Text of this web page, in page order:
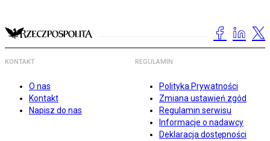
KONTAKT
O nas
Kontakt
Napisz do nas
REGULAMIN
Polityka Prywatności
Zmiana ustawień zgód
Regulamin serwisu
Informacje o nadawcy
Deklaracja dostępności